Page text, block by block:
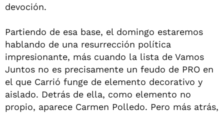
devoción.
Partiendo de esa base, el domingo estaremos
hablando de una resurrección política
impresionante, más cuando la lista de Vamos
Juntos no es precisamente un feudo de PRO en
el que Carrió funge de elemento decorativo y
aislado. Detrás de ella, como elemento no
propio, aparece Carmen Polledo. Pero más atrás,